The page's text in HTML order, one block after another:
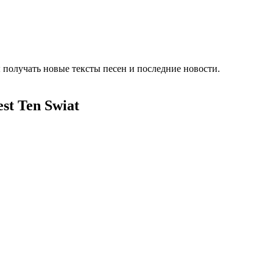
новые тексты песен и последние новости.
Ten Swiat